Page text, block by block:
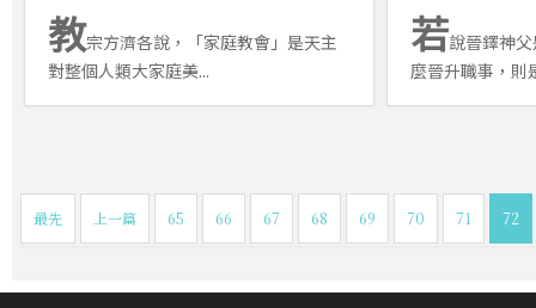
教宗方濟各說，「家庭教會」是天主
對整個人類大家庭美...
若說晉鐸神
麼晉升職事，則
最先 上一篇 65 66 67 68 69 70 71 72